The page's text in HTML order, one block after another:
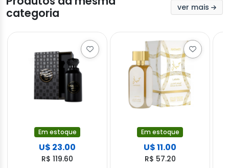
categoria
ver mais
Em estoque
U$ 23.00
R$ 119.60
Em estoque
U$ 11.00
R$ 57.20